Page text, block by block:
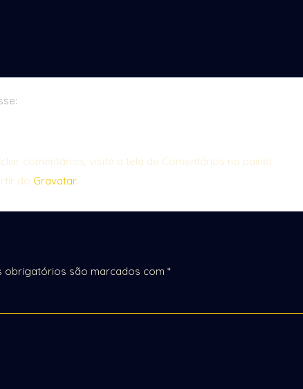
comentários, visite a tela de Comentários no painel.
do Gravatar.
obrigatórios são marcados com*